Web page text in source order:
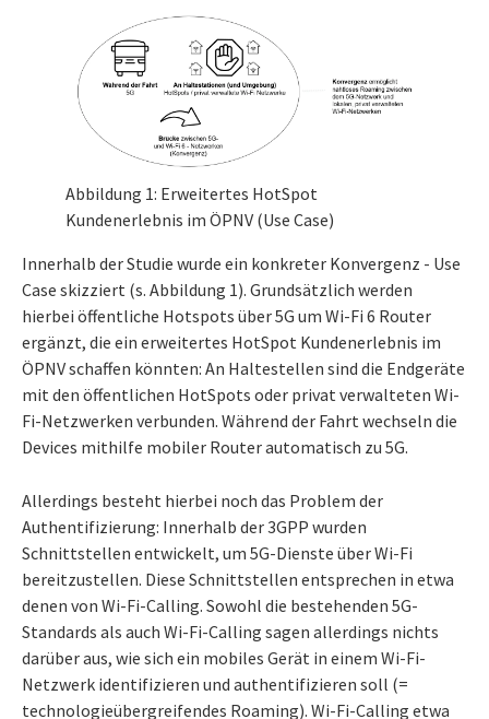
Abbildung 1: Erweitertes HotSpot
Kundenerlebnis im ÖPNV (Use Case)
Innerhalb der Studie wurde ein konkreter Konvergenz - Use
Case skizziert (s. Abbildung 1). Grundsätzlich werden
hierbei öffentliche Hotspots über 5G um Wi-Fi 6 Router
ergänzt, die ein erweitertes HotSpot Kundenerlebnis im
ÖPNV schaffen könnten: An Haltestellen sind die Endgeräte
mit den öffentlichen HotSpots oder privat verwalteten Wi-
Fi-Netzwerken verbunden. Während der Fahrt wechseln die
Devices mithilfe mobiler Router automatisch zu 5G.
Allerdings besteht hierbei noch das Problem der
Authentifizierung: Innerhalb der 3GPP wurden
Schnittstellen entwickelt, um 5G-Dienste über Wi-Fi
bereitzustellen. Diese Schnittstellen entsprechen in etwa
denen von Wi-Fi-Calling. Sowohl die bestehenden 5G-
Standards als auch Wi-Fi-Calling sagen allerdings nichts
darüber aus, wie sich ein mobiles Gerät in einem Wi-Fi-
Netzwerk identifizieren und authentifizieren soll (=
technologieübergreifendes Roaming). Wi-Fi-Calling etwa